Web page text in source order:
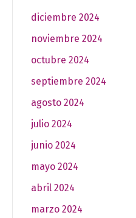
diciembre 2024
noviembre 2024
octubre 2024
septiembre 2024
agosto 2024
julio 2024
junio 2024
mayo 2024
abril 2024
marzo 2024